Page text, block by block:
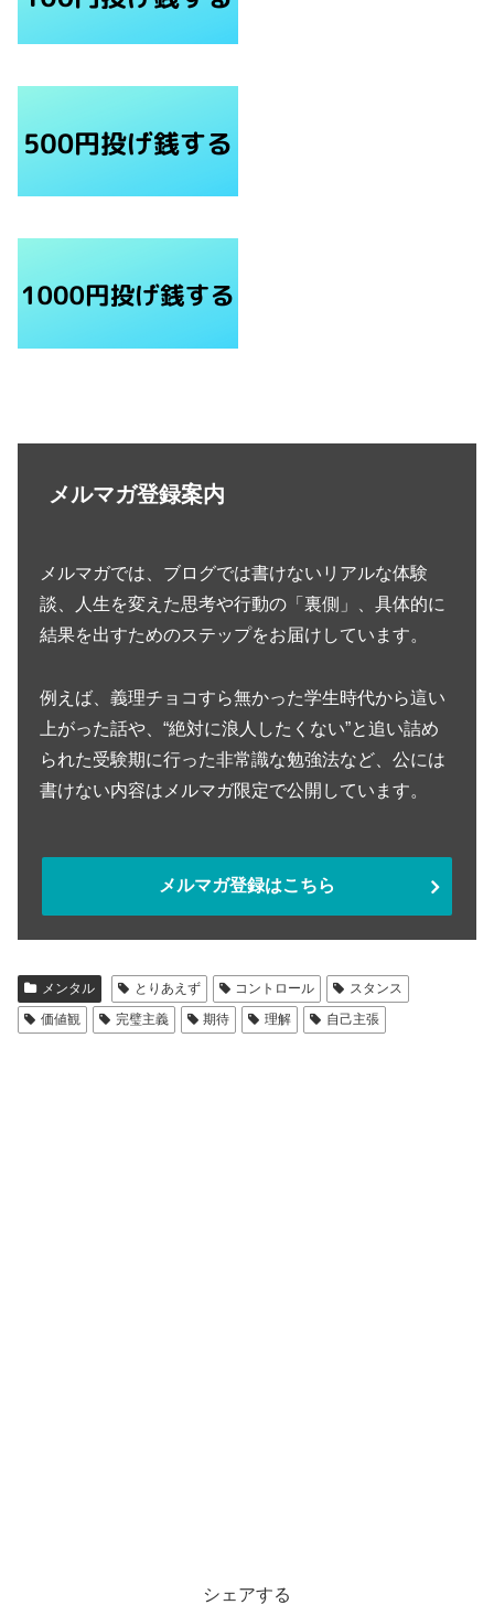
メルマガ登録案内
メルマガでは、ブログでは書けないリアルな体験
談、人生を変えた思考や行動の「裏側」、具体的に
結果を出すためのステップをお届けしています。
例えば、義理チョコすら無かった学生時代から這い
上がった話や、“絶対に浪人したくない”と追い詰め
られた受験期に行った非常識な勉強法など、公には
書けない内容はメルマガ限定で公開しています。
メルマガ登録はこちら
メンタル とりあえず コントロール
スタンス
価値観
完璧主義 期待 理解 自己主張
シェアする